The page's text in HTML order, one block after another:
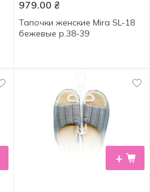
979.00 ₴
Тапочки женские Mira SL-18
бежевые р.38-39
+